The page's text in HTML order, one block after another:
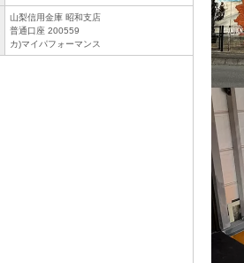
山梨信用金庫 昭和支店
普通口座 200559
カ)マイパフォーマンス